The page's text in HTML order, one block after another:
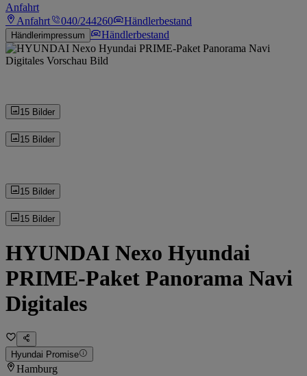
Anfahrt
Anfahrt
040/244260 Händlerbestand
Händlerimpressum Händlerbestand
15 Bilder
15 Bilder
15 Bilder
15 Bilder
HYUNDAI Nexo Hyundai
PRIME-Paket Panorama Navi
Digitales
Hyundai Promise
Hamburg